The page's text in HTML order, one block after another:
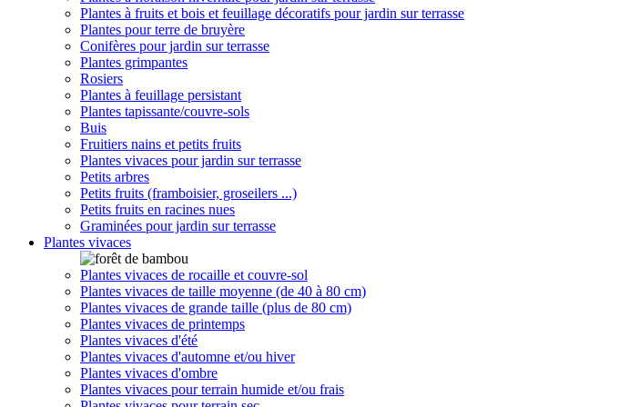
Plantes à fruits et bois et feuillage décoratifs pour jardin sur terrasse
Plantes pour terre de bruyère
Conifères pour jardin sur terrasse
Plantes grimpantes
Rosiers
Plantes à feuillage persistant
Plantes tapissante/couvre-sols
Buis
Fruitiers nains et petits fruits
Plantes vivaces pour jardin sur terrasse
Petits arbres
Petits fruits (framboisier, groseilers ...)
Petits fruits en racines nues
Graminées pour jardin sur terrasse
Plantes vivaces
Plantes vivaces de rocaille et couvre-sol
Plantes vivaces de taille moyenne (de 40 à 80 cm)
Plantes vivaces de grande taille (plus de 80 cm)
Plantes vivaces de printemps
Plantes vivaces d'été
Plantes vivaces d'automne et/ou hiver
Plantes vivaces d'ombre
Plantes vivaces pour terrain humide et/ou frais